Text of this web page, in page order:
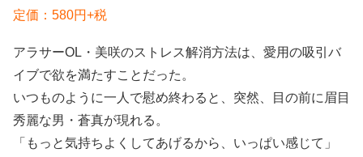
定価：580円+税
アラサーOL・美咲のストレス解消方法は、愛用の吸引バ
イブで欲を満たすことだった。
いつものように一人で慰め終わると、突然、目の前に眉目
秀麗な男・蒼真が現れる。
「もっと気持ちよくしてあげるから、いっぱい感じて」